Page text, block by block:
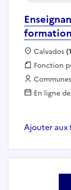
Calvados
Fonction
Fonction
Employeur :
Communes
En ligne
Ajouter aux